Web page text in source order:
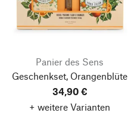
Panier des Sens
Geschenkset, Orangenblüte
34,90 €
+ weitere Varianten